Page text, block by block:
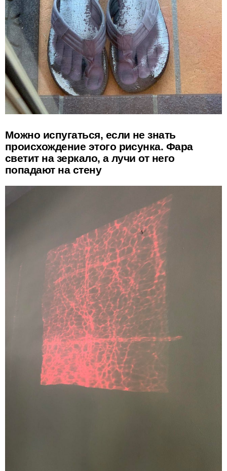
Можно испугаться, если не знать
происхождение этого рисунка. Фара
светит на зеркало, а лучи от него
попадают на стену